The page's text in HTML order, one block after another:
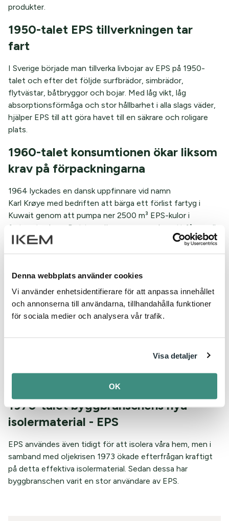
Denna webbplats använder cookies
Vi använder enhetsidentifierare för att anpassa innehållet
och annonserna till användarna, tillhandahålla funktioner
för sociala medier och analysera vår trafik.
Visa detaljer
OK
produkter.
1950-talet EPS tillverkningen tar
fart
I Sverige började man tillverka livbojar av EPS på 1950-
talet och efter det följde surfbrädor, simbrädor,
flytvästar, båtbryggor och bojar. Med låg vikt, låg
absorptionsförmåga och stor hållbarhet i alla slags väder,
hjälper EPS till att göra havet till en säkrare och roligare
plats.
1960-talet konsumtionen ökar liksom
krav på förpackningarna
1964 lyckades en dansk uppfinnare vid namn
Karl Krøye med bedriften att bärga ett förlist fartyg i
Kuwait genom att pumpa ner 2500 m³ EPS-kulor i
fartygets skrov. Det tog närmare sex veckor att få ner alla
kulorna, men till slut lyfte fartyget från botten. I dag
kulor som används i Saccosäckar.
Under 1960-talet, i takt med att välståndet ökade allt mer
och konsumtionen av dyra och ömtåliga varor ökade
krävdes också bättre förpackningar. En förpackning i EPS
behöver kunna hållas vid låga temperaturer för att
säkerställa kvalitén kom också EPS-förpackningar till sin
1970-talet byggbranschens nya
isolermaterial - EPS
EPS användes även tidigt för att isolera våra hem, men i
samband med oljekrisen 1973 ökade efterfrågan kraftigt
på detta effektiva isolermaterial. Sedan dessa har
byggbranschen varit en stor användare av EPS.